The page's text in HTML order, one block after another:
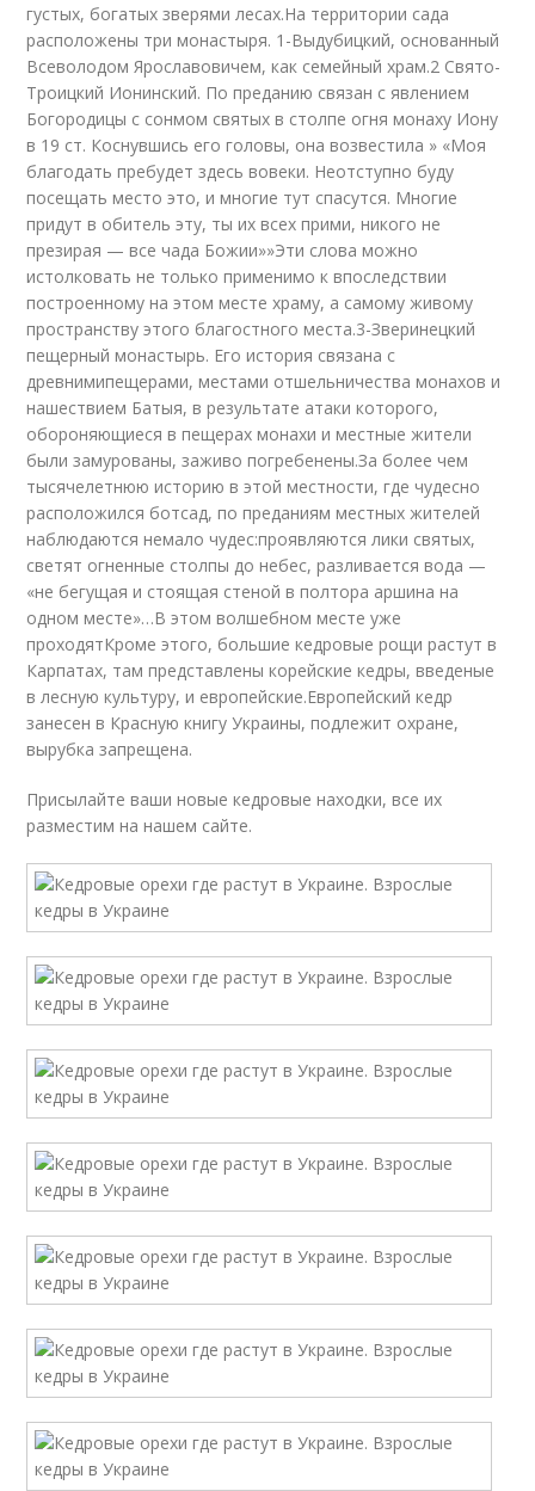
густых, богатых зверями лесах.На территории сада
расположены три монастыря. 1-Выдубицкий, основанный
Всеволодом Ярославовичем, как семейный храм.2 Свято-
Троицкий Ионинский. По преданию связан с явлением
Богородицы с сонмом святых в столпе огня монаху Иону
в 19 ст. Коснувшись его головы, она возвестила » «Моя
благодать пребудет здесь вовеки. Неотступно буду
посещать место это, и многие тут спасутся. Многие
придут в обитель эту, ты их всех прими, никого не
презирая — все чада Божии»»Эти слова можно
истолковать не только применимо к впоследствии
построенному на этом месте храму, а самому живому
пространству этого благостного места.3-Зверинецкий
пещерный монастырь. Его история связана с
древнимипещерами, местами отшельничества монахов и
нашествием Батыя, в результате атаки которого,
обороняющиеся в пещерах монахи и местные жители
были замурованы, заживо погребенены.За более чем
тысячелетнюю историю в этой местности, где чудесно
расположился ботсад, по преданиям местных жителей
наблюдаются немало чудес:проявляются лики святых,
светят огненные столпы до небес, разливается вода —
«не бегущая и стоящая стеной в полтора аршина на
одном месте»…В этом волшебном месте уже
проходятКроме этого, большие кедровые рощи растут в
Карпатах, там представлены корейские кедры, введеные
в лесную культуру, и европейские.Европейский кедр
занесен в Красную книгу Украины, подлежит охране,
вырубка запрещена.
Присылайте ваши новые кедровые находки, все их
разместим на нашем сайте.